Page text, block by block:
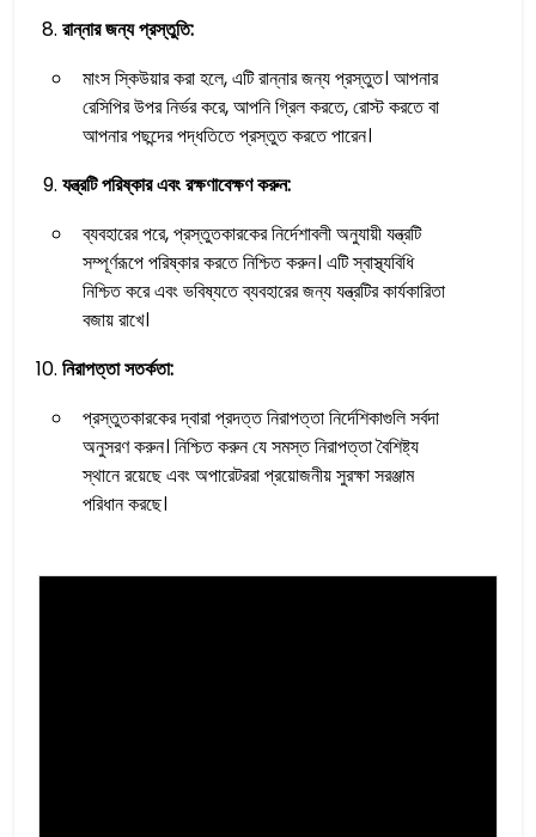
রান্নার জন্য প্রস্তুতি:
মাংস স্কিউয়ার করা হলে, এটি রান্নার জন্য প্রস্তুত। আপনার
রেসিপির উপর নির্ভর করে, আপনি গ্রিল করতে, রোস্ট করতে বা
আপনার পছন্দের পদ্ধতিতে প্রস্তুত করতে পারেন।
যন্ত্রটি পরিষ্কার এবং রক্ষণাবেক্ষণ করুন:
ব্যবহারের পরে, প্রস্তুতকারকের নির্দেশাবলী অনুযায়ী যন্ত্রটি
সম্পূর্ণরূপে পরিষ্কার করতে নিশ্চিত করুন। এটি স্বাস্থ্যবিধি
নিশ্চিত করে এবং ভবিষ্যতে ব্যবহারের জন্য যন্ত্রটির কার্যকারিতা
বজায় রাখে।
নিরাপত্তা সতর্কতা:
প্রস্তুতকারকের দ্বারা প্রদত্ত নিরাপত্তা নির্দেশিকাগুলি সর্বদা
অনুসরণ করুন। নিশ্চিত করুন যে সমস্ত নিরাপত্তা বৈশিষ্ট্য
স্থানে রয়েছে এবং অপারেটররা প্রয়োজনীয় সুরক্ষা সরঞ্জাম
পরিধান করছে।